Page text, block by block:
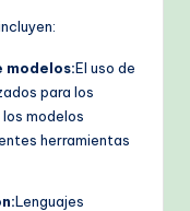
modelos:El uso de
para los
modelos
herramientas
Lenguajes